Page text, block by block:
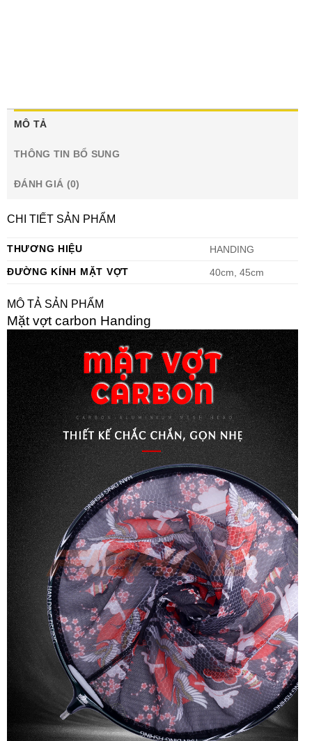
MÔ TẢ
THÔNG TIN BỔ SUNG
ĐÁNH GIÁ (0)
CHI TIẾT SẢN PHẨM
THƯƠNG HIỆU
HANDING
ĐƯỜNG KÍNH MẶT VỢT
40cm, 45cm
MÔ TẢ SẢN PHẨM
Mặt vợt carbon Handing